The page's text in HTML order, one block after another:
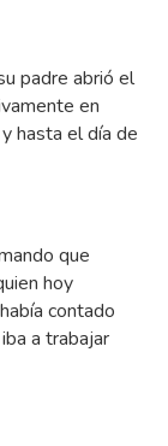
padre abrió el
en
hasta el día de
que
hoy
contado
a trabajar